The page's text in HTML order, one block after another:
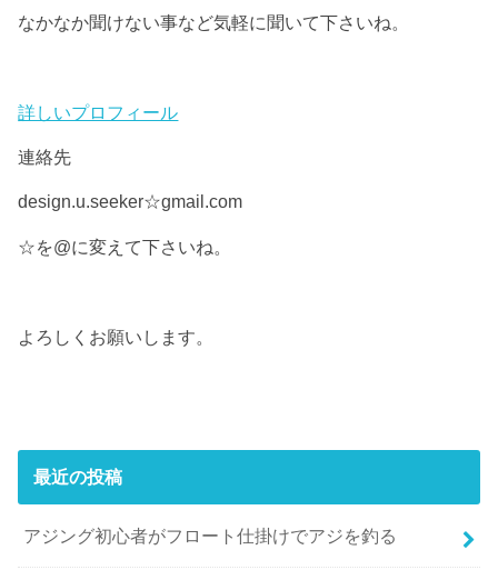
なかなか聞けない事など気軽に聞いて下さいね。
詳しいプロフィール
連絡先
design.u.seeker☆gmail.com
☆を@に変えて下さいね。
よろしくお願いします。
最近の投稿
アジング初心者がフロート仕掛けでアジを釣る